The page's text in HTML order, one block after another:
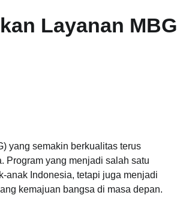
Layanan MBG
yang semakin berkualitas terus
Program yang menjadi salah satu
anak Indonesia, tetapi juga menjadi
kemajuan bangsa di masa depan.